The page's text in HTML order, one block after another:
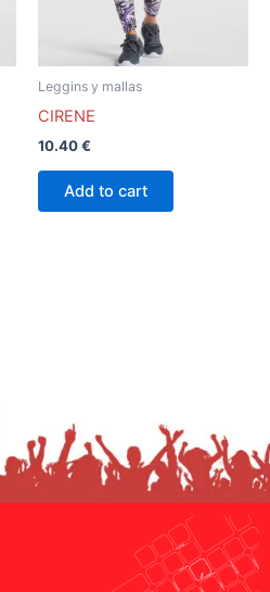
Leggins y mallas
CIRENE
10.40€
Add to cart
página
de